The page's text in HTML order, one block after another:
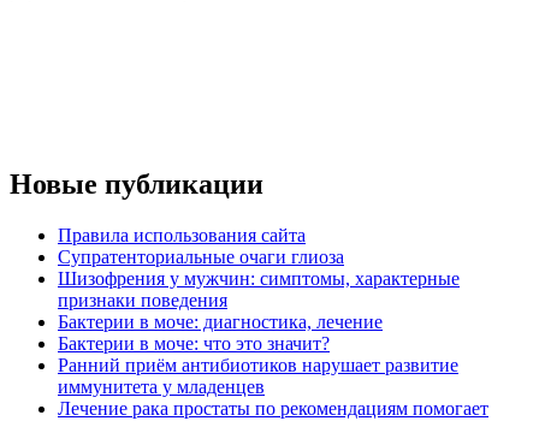
Новые публикации
Правила использования сайта
Супратенториальные очаги глиоза
Шизофрения у мужчин: симптомы, характерные
признаки поведения
Бактерии в моче: диагностика, лечение
Бактерии в моче: что это значит?
Ранний приём антибиотиков нарушает развитие
иммунитета у младенцев
Лечение рака простаты по рекомендациям помогает